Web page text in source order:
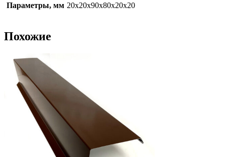
Параметры, мм 20х20х90х80х20х20
Похожие